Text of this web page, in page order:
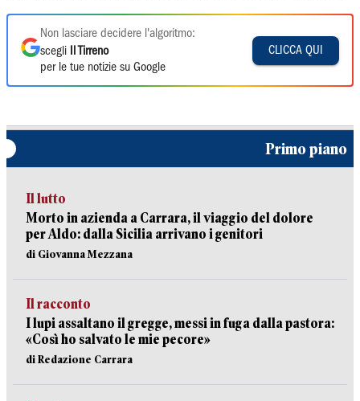
Non lasciare decidere l'algoritmo:
scegli
Il Tirreno
per le tue notizie su Google
CLICCA QUI
Primo piano
Il lutto
Morto in azienda a Carrara, il viaggio del dolore
per Aldo: dalla Sicilia arrivano i genitori
di Giovanna Mezzana
Il racconto
I lupi assaltano il gregge, messi in fuga dalla pastora:
«Così ho salvato le mie pecore»
di Redazione Carrara